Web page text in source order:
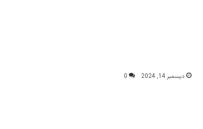
ديسمبر 14, 2024 0